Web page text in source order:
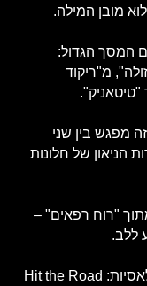
מובן המילה.
המסך הגדול:
מ"ריקוד
מפגש בין שני
הניאון של חלונות
"רוח רפאים" –
ללב.
וכמובן, לא נוכל לוותר על יצירות מופת קלאסיות: Hit the Road